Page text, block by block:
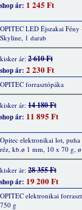
shop ár: 1 245 Ft
OPITEC LED Éjszakai Fény
Skyline, 1 darab
kisker ár: 2 610 Ft
shop ár: 2 230 Ft
OPITEC forrasztópáka
kisker ár: 14 180 Ft
shop ár: 11 895 Ft
Opitec elektronikai lot, puha
réz, kb.ø 1 mm, 10 x 70 g,
kisker ár: 28 355 Ft
shop ár: 19 200 Ft
OPITEC elektronikai
750 g